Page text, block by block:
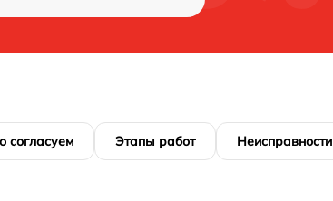
согласуем Этапы работ Неисправности